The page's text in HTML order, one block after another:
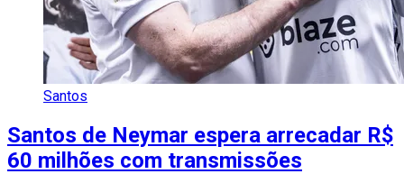
Santos
Santos de Neymar espera arrecadar R$
60 milhões com transmissões